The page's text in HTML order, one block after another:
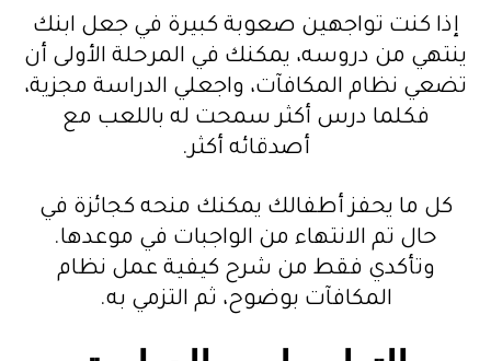
إذا كنت تواجهين صعوبة كبيرة في جعل ابنك
ينتهي من دروسه، يمكنك في المرحلة الأولى أن
تضعي نظام المكافآت، واجعلي الدراسة مجزية،
فكلما درس أكثر سمحت له باللعب مع
أصدقائه أكثر.
كل ما يحفز أطفالك يمكنك منحه كجائزة في
حال تم الانتهاء من الواجبات في موعدها.
وتأكدي فقط من شرح كيفية عمل نظام
المكافآت بوضوح، ثم التزمي به.